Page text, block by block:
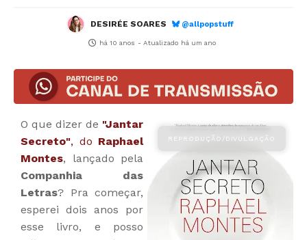
DESIRÉE SOARES @allpopstuff
há 10 anos - Atualizado há um ano
O que dizer de "Jantar
Secreto", do Raphael
Montes, lançado pela
Companhia das
Letras? Pra começar,
esperei dois anos por
esse livro, e posso